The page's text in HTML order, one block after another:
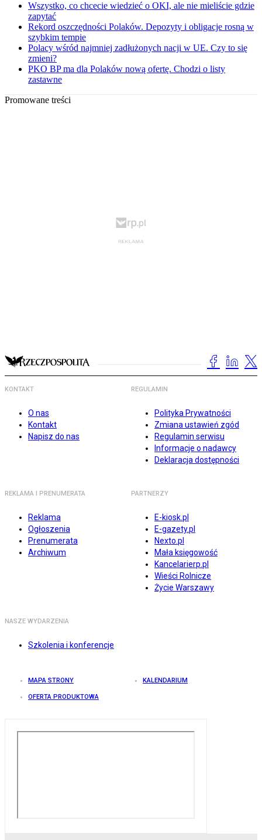
Wszystko, co chcecie wiedzieć o OKI, ale nie mieliście gdzie
zapytać
Rekord oszczędności Polaków. Depozyty i obligacje rosną w
szybkim tempie
Polacy wśród najmniej zadłużonych nacji w UE. Czy to się
zmieni?
PKO BP ma dla Polaków nową ofertę. Chodzi o listy
zastawne
Promowane treści
KONTAKT
O nas
Kontakt
Napisz do nas
REGULAMIN
Polityka Prywatności
Zmiana ustawień zgód
Regulamin serwisu
Informacje o nadawcy
Deklaracja dostępności
REKLAMA I PRENUMERATA
Reklama
Ogłoszenia
Prenumerata
Archiwum
PARTNERZY
E-kiosk.pl
E-gazety.pl
Nexto.pl
Mała księgowość
Kancelarierp.pl
Wieści Rolnicze
Życie Warszawy
NASZE WYDARZENIA
Szkolenia i konferencje
MAPA STRONY KALENDARIUM
OFERTA PRODUKTOWA